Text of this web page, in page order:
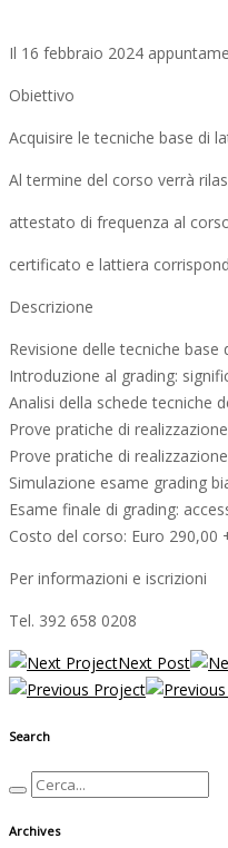
Il 16 febbraio 2024
Obiettivo
Acquisire le tecniche base di
Al termine del corso verrà
attestato di frequenza al
certificato e lattiera
Descrizione
Revisione delle tecniche base
Introduzione al grading:
Analisi della schede tecniche
Prove pratiche di
Prove pratiche di
Simulazione esame grading
Esame finale di grading:
Costo del corso: Euro 290,00
Per informazioni e iscrizioni
Tel. 392 658 0208
Next Post
Search
Archives